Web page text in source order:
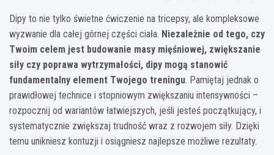
Dipy to nie tylko świetne ćwiczenie na tricepsy, ale kompleksowe
wyzwanie dla całej górnej części ciała. Niezależnie od tego, czy
Twoim celem jest budowanie masy mięśniowej, zwiększanie
siły czy poprawa wytrzymałości, dipy mogą stanowić
fundamentalny element Twojego treningu. Pamiętaj jednak o
prawidłowej technice i stopniowym zwiększaniu intensywności –
rozpocznij od wariantów łatwiejszych, jeśli jesteś początkujący, i
systematycznie zwiększaj trudność wraz z rozwojem siły. Dzięki
temu unikniesz kontuzji i osiągniesz najlepsze możliwe rezultaty.